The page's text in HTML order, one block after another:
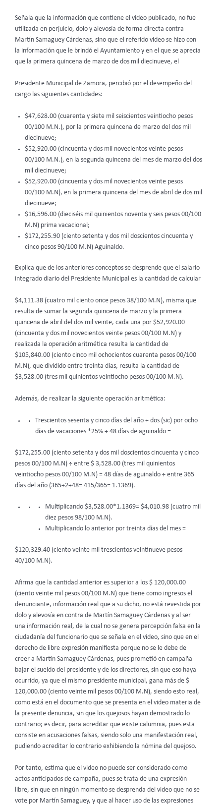
Señala que la información que contiene el video publicado, no fue
utilizada en perjuicio, dolo y alevosía de forma directa contra
Martín Samaguey Cárdenas, sino que el referido video se hizo con
la información que le brindó el Ayuntamiento y en el que se aprecia
que la primera quincena de marzo de dos mil diecinueve, el
Presidente Municipal de Zamora, percibió por el desempeño del
cargo las siguientes cantidades:
$47,628.00 (cuarenta y siete mil seiscientos veintiocho pesos
00/100 M.N.), por la primera quincena de marzo del dos mil
diecinueve;
$52,920.00 (cincuenta y dos mil novecientos veinte pesos
00/100 M.N.), en la segunda quincena del mes de marzo del dos
mil diecinueve;
$52,920.00 (cincuenta y dos mil novecientos veinte pesos
00/100 M.N), en la primera quincena del mes de abril de dos mil
diecinueve;
$16,596.00 (dieciséis mil quinientos noventa y seis pesos 00/100
M.N) prima vacacional;
$172,255.90 (ciento setenta y dos mil doscientos cincuenta y
cinco pesos 90/100 M.N) Aguinaldo.
Explica que de los anteriores conceptos se desprende que el salario
integrado diario del Presidente Municipal es la cantidad de calcular
$4,111.38 (cuatro mil ciento once pesos 38/100 M.N), misma que
resulta de sumar la segunda quincena de marzo y la primera
quincena de abril del dos mil veinte, cada una por $52,920.00
(cincuenta y dos mil novecientos veinte pesos 00/100 M.N) y
realizada la operación aritmética resulta la cantidad de
$105,840.00 (ciento cinco mil ochocientos cuarenta pesos 00/100
M.N), que dividido entre treinta días, resulta la cantidad de
$3,528.00 (tres mil quinientos veintiocho pesos 00/100 M.N).
Además, de realizar la siguiente operación aritmética:
Trescientos sesenta y cinco días del año + dos (sic) por ocho
días de vacaciones *25% + 48 días de aguinaldo =
$172,255.00 (ciento setenta y dos mil doscientos cincuenta y cinco
pesos 00/100 M.N) ÷ entre $ 3,528.00 (tres mil quinientos
veintiocho pesos 00/100 M.N) = 48 días de aguinaldo ÷ entre 365
días del año (365+2+48= 415/365= 1.1369).
Multiplicando $3,528.00*1.1369= $4,010.98 (cuatro mil
diez pesos 98/100 M.N).
Multiplicando lo anterior por treinta días del mes =
$120,329.40 (ciento veinte mil trescientos veintinueve pesos
40/100 M.N).
Afirma que la cantidad anterior es superior a los $ 120,000.00
(ciento veinte mil pesos 00/100 M.N) que tiene como ingresos el
denunciante, información real que a su dicho, no está revestida por
dolo y alevosía en contra de Martín Samaguey Cárdenas y al ser
una información real, de la cual no se genera percepción falsa en la
ciudadanía del funcionario que se señala en el video, sino que en el
derecho de libre expresión manifiesta porque no se le debe de
creer a Martín Samaguey Cárdenas, pues prometió en campaña
bajar el sueldo del presidente y de los directores, sin que eso haya
ocurrido, ya que el mismo presidente municipal, gana más de $
120,000.00 (ciento veinte mil pesos 00/100 M.N), siendo esto real,
como está en el documento que se presenta en el video materia de
la presente denuncia, sin que los quejosos hayan demostrado lo
contrario; es decir, para acreditar que existe calumnia, pues esta
consiste en acusaciones falsas, siendo solo una manifestación real,
pudiendo acreditar lo contrario exhibiendo la nómina del quejoso.
Por tanto, estima que el video no puede ser considerado como
actos anticipados de campaña, pues se trata de una expresión
libre, sin que en ningún momento se desprenda del video que no se
vote por Martín Samaguey, y que al hacer uso de las expresiones